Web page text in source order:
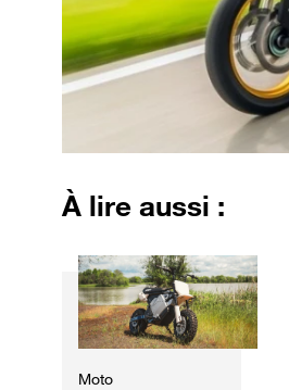
À lire aussi :
Moto